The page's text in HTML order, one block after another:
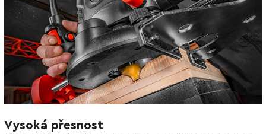
Vysoká přesnost